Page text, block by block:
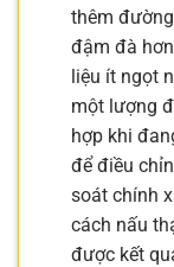
thêm
đậm đà
liệu ít ngọt
một lượng
hợp khi
để điều
soát chính
cách nấu
được kết